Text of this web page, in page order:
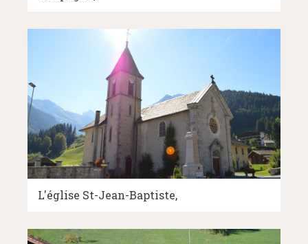
L'église St-Jean-Baptiste